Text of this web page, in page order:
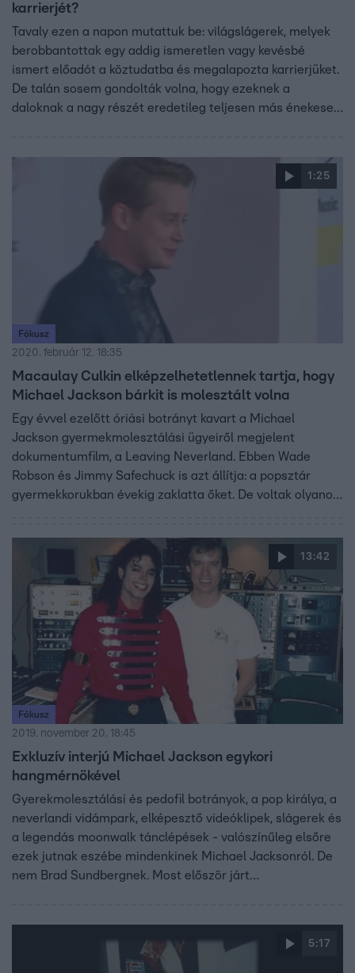
karrierjét?
Tavaly ezen a napon mutattuk be: világslágerek, melyek
berobbantottak egy addig ismeretlen vagy kevésbé
ismert előadót a köztudatba és megalapozta karrierjüket.
De talán sosem gondolták volna, hogy ezeknek a
daloknak a nagy részét eredetileg teljesen más énekesek
1:25
Fókusz
2020. február 12. 18:35
Macaulay Culkin elképzelhetetlennek tartja, hogy
Michael Jackson bárkit is molesztált volna
Egy évvel ezelőtt óriási botrányt kavart a Michael
Jackson gyermekmolesztálási ügyeiről megjelent
dokumentumfilm, a Leaving Neverland. Ebben Wade
Robson és Jimmy Safechuck is azt állítja: a popsztár
gyermekkorukban évekig zaklatta őket. De voltak olyanok
azt mesélte, elképzelhetetlennek tartja, hogy Michael
Jackson bárkit is molesztált volna.
13:42
Fókusz
2019. november 20. 18:45
Exkluzív interjú Michael Jackson egykori
hangmérnökével
Gyerekmolesztálási és pedofil botrányok, a pop királya, a
neverlandi vidámpark, elképesztő videóklipek, slágerek és
a legendás moonwalk tánclépések - valószínűleg elsőre
ezek jutnak eszébe mindenkinek Michael Jacksonról. De
nem Brad Sundbergnek. Most először járt
stúdióban, ahol számos világslágeren dolgoztak együtt,
5:17